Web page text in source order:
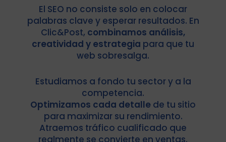
El SEO no consiste solo en colocar
palabras clave y esperar resultados. En
Clic&Post, combinamos análisis,
creatividad y estrategia para que tu
web sobresalga.
Estudiamos a fondo tu sector y a la
competencia.
Optimizamos cada detalle de tu sitio
para maximizar su rendimiento.
Atraemos tráfico cualificado que
realmente se convierte en ventas.